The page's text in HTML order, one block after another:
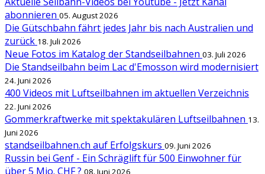
abonnieren 05. August 2026
Die Gütschbahn fährt jedes Jahr bis nach Australien und
zurück 18. Juli 2026
Neue Fotos im Katalog der Standseilbahnen 03. Juli 2026
Die Standseilbahn beim Lac d'Emosson wird modernisiert
24. Juni 2026
400 Videos mit Luftseilbahnen im aktuellen Verzeichnis
22. Juni 2026
Gommerkraftwerke mit spektakulären Luftseilbahnen 13.
Juni 2026
standseilbahnen.ch auf Erfolgskurs 09. Juni 2026
Russin bei Genf - Ein Schräglift für 500 Einwohner für
über 5 Mio. CHF ?